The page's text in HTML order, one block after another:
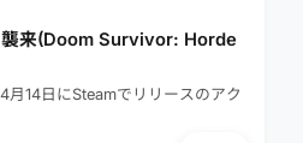
来(Doom Survivor: Horde
14日にSteamでリリースのアク